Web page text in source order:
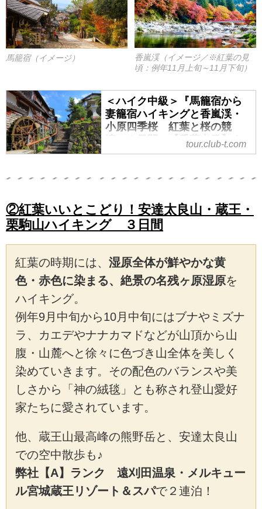
馬籠宿（イメージ）
香嵐渓（イメージ／※紅葉の見
頃：例年11月上旬～11月下旬）
＜ハイク中級＞『馬籠宿から
妻籠宿ハイキングと香嵐渓・
小原四季桜 紅葉と桜の競
演 ２日間』【千葉出発】｜
クラブツーリズム
tour.club-t.com
②紅葉いいとこどり！安達太良山・蔵王・
栗駒山ハイキング ３日間
紅葉の時期には、 湿原全体が鮮やかな黄
色・赤色に染まる、絶景の名残ヶ原湿原を
ハイキング。
例年9月中旬から10月中旬にはブナやミズナ
ラ、カエデやナナカマドなどが山頂から山
腹・山麓へと徐々に色づき山全体を美しく
染めていきます。その配色のバランスや美
しさから「神の絨毯」とも称され登山愛好
家たちに愛されています。
他、蔵王山最高峰の熊野岳と、安達太良山
での空中散歩も♪
弊社【A】ランク 遠刈田温泉・メルキュー
ル宮城蔵王リゾート＆スパで２連泊！